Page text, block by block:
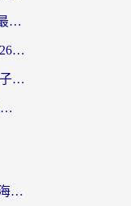
斧牛和light哪个好？海外华人最关心的回国加速器选择难题，一篇讲透
在国外怎么用虎牙不卡顿？2026海外华人亲测有效的回国加速器选择指南
斧牛和加速喵好用吗？海外游子的真实选择困境
马来西亚留学生回国VPN怎么选？3个避坑点+1款实测好用的加速器推荐
Sky光·遇在国外怎么加速玩？海外党亲测有效的国服游戏加速指南